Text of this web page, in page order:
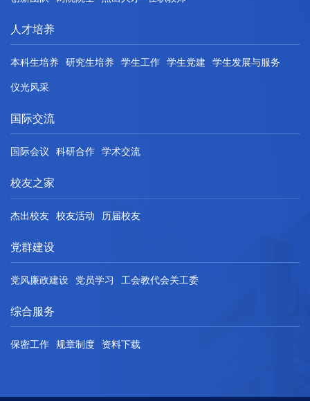
人才培养
本科生培养 研究生培养 学生工作 学生党建 学生发展与服务
仪光风采
国际交流
国际会议 科研合作 学术交流
校友之家
杰出校友 校友活动 历届校友
党群建设
党风廉政建设 党员学习 工会教代会关工委
综合服务
保密工作 规章制度 资料下载